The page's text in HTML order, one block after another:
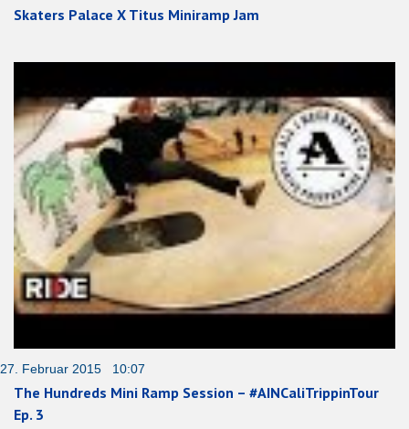
Skaters Palace X Titus Miniramp Jam
27. Februar 2015 10:07
The Hundreds Mini Ramp Session – #AINCaliTrippinTour
Ep. 3